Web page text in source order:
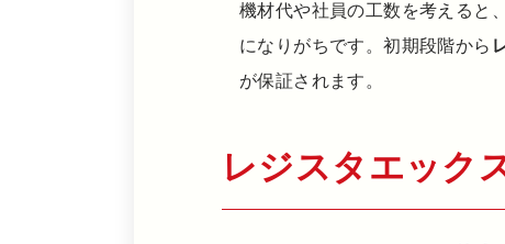
機材代や社員の工数を考えると
になりがちです。初期段階から
が保証されます。
レジスタエック